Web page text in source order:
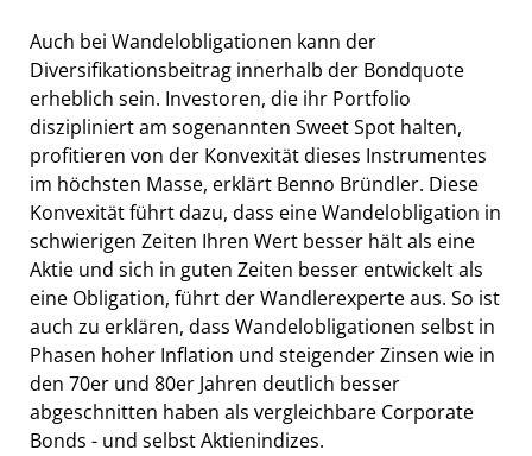
Auch bei Wandelobligationen kann der
Diversifikationsbeitrag innerhalb der Bondquote
erheblich sein. Investoren, die ihr Portfolio
diszipliniert am sogenannten Sweet Spot halten,
profitieren von der Konvexität dieses Instrumentes
im höchsten Masse, erklärt Benno Bründler. Diese
Konvexität führt dazu, dass eine Wandelobligation in
schwierigen Zeiten Ihren Wert besser hält als eine
Aktie und sich in guten Zeiten besser entwickelt als
eine Obligation, führt der Wandlerexperte aus. So ist
auch zu erklären, dass Wandelobligationen selbst in
Phasen hoher Inflation und steigender Zinsen wie in
den 70er und 80er Jahren deutlich besser
abgeschnitten haben als vergleichbare Corporate
Bonds - und selbst Aktienindizes.